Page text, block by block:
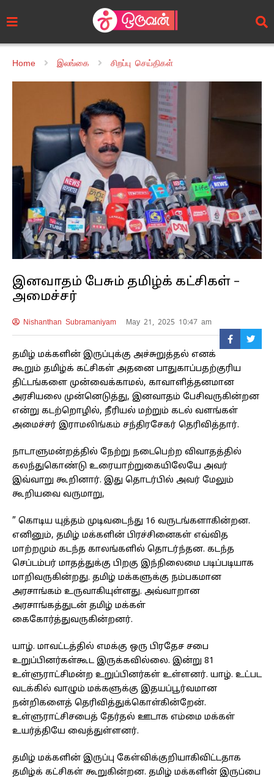
Home இலங்கை சிறப்பு செய்திகள்
இனவாதம் பேசும் தமிழ்க் கட்சிகள் –
அமைச்சர்
Nishanthan Subramaniyam May 21, 2025 10:47 am
தமிழ் மக்களின் இருப்புக்கு அச்சுறுத்தல் எனக்
கூறும் தமிழ்க் கட்சிகள் அதனை பாதுகாப்பதற்குரிய
திட்டங்களை முன்வைக்காமல், காவாளித்தனமான
அரசியலை முன்னெடுத்து, இனவாதம் பேசிவருகின்றன
என்று கடற்றொழில், நீரியல் மற்றும் கடல் வளங்கள்
அமைச்சர் இராமலிங்கம் சந்திரசேகர் தெரிவித்தார்.
நாடாளுமன்றத்தில் நேற்று நடைபெற்ற விவாதத்தில்
கலந்துகொண்டு உரையாற்றுகையிலேயே அவர்
இவ்வாறு கூறினார். இது தொடர்பில் அவர் மேலும்
கூறியவை வருமாறு,
” கொடிய யுத்தம் முடிவடைந்து 16 வருடங்களாகின்றன.
எனினும், தமிழ் மக்களின் பிரச்சினைகள் எவ்வித
மாற்றமும் கடந்த காலங்களில் தொடர்ந்தன. கடந்த
செப்டம்பர் மாதத்துக்கு பிறகு இந்நிலைமை படிப்படியாக
மாறிவருகின்றது. தமிழ் மக்களுக்கு நம்பகமான
அரசாங்கம் உருவாகியுள்ளது. அவ்வாறான
அரசாங்கத்துடன் தமிழ் மக்கள்
கைகோர்த்துவருகின்றனர்.
யாழ். மாவட்டத்தில் எமக்கு ஒரு பிரதேச சபை
உறுப்பினர்கள்கூட இருக்கவில்லை. இன்று 81
உள்ளுராட்சிமன்ற உறுப்பினர்கள் உள்ளனர். யாழ். உட்பட
வடக்கில் வாழும் மக்களுக்கு இதயப்பூர்வமான
நன்றிகளைத் தெரிவித்துக்கொள்கின்றேன்.
உள்ளுராட்சிசபைத் தேர்தல் ஊடாக எம்மை மக்கள்
உயர்த்தியே வைத்துள்ளனர்.
தமிழ் மக்களின் இருப்பு கேள்விக்குறியாகிவிட்டதாக
தமிழ்க் கட்சிகள் கூறுகின்றன. தமிழ் மக்களின் இருப்பை